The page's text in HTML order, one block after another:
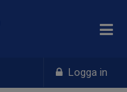
Logga in